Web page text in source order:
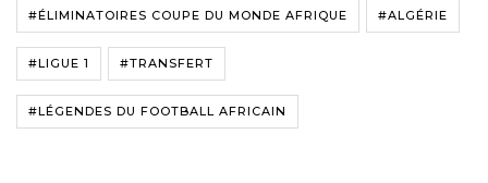
#ÉLIMINATOIRES COUPE DU MONDE AFRIQUE #ALGÉRIE
#LIGUE 1 #TRANSFERT
#LÉGENDES DU FOOTBALL AFRICAIN